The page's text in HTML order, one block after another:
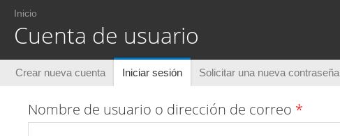
Usted está aquí
Inicio
Cuenta de usuario
Solapas principales
Crear nueva cuenta Iniciar sesión (solapa activa)
Solicitar una nueva contraseña
Nombre de usuario o dirección de correo *